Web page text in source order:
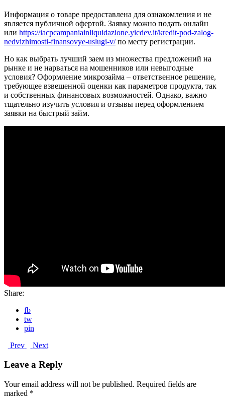
Информация о товаре предоставлена для ознакомления и не
является публичной офертой. Заявку можно подать онлайн
или https://iacpcampaniainliquidazione.yicdev.it/kredit-pod-zalog-
nedvizhimosti-finansovye-uslugi-v/по месту регистрации.
Но как выбрать лучший заем из множества предложений на
рынке и не нарваться на мошенников или невыгодные
условия? Оформление микрозайма – ответственное решение,
требующее взвешенной оценки как параметров продукта, так
и собственных финансовых возможностей. Однако, важно
тщательно изучить условия и отзывы перед оформлением
заявки на быстрый займ.
Share:
fb
tw
pin
Prev
Next
Leave a Reply
Your email address will not be published. Required fields are
marked *